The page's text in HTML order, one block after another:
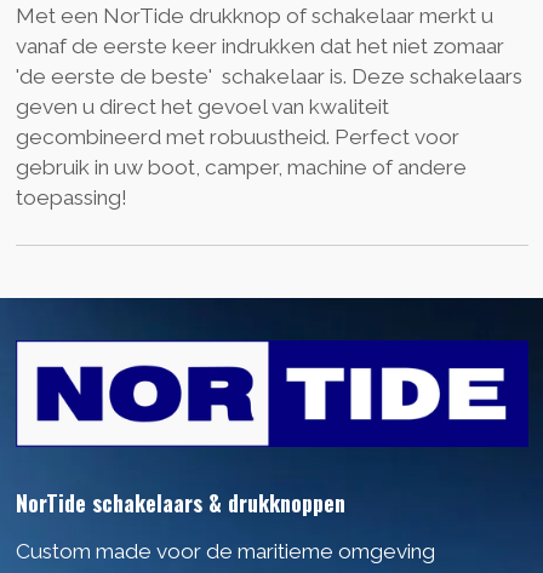
Met een NorTide drukknop of schakelaar merkt u
vanaf de eerste keer indrukken dat het niet zomaar
'de eerste de beste' schakelaar is. Deze schakelaars
geven u direct het gevoel van kwaliteit
gecombineerd met robuustheid. Perfect voor
gebruik in uw boot, camper, machine of andere
toepassing!
NorTide schakelaars & drukknoppen
Custom made voor de maritieme omgeving